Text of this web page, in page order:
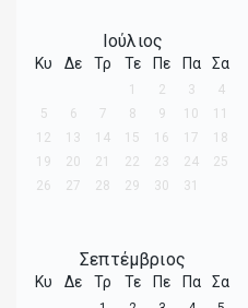
Ιούλιος
Κυ Δε Τρ Τε Πε Πα Σα
1 2 3
4
5
6 7 8 9 10
11
12
13 14 15 16 17
18
19
20 21 22 23 24
25
26
27 28 29 30 31
Σεπτέμβριος
Κυ Δε Τρ Τε Πε Πα Σα